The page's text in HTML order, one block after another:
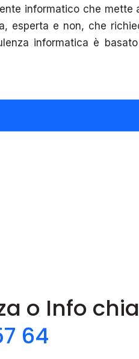
informatico che mette
esperta e non, che
informatica è
o Info
64